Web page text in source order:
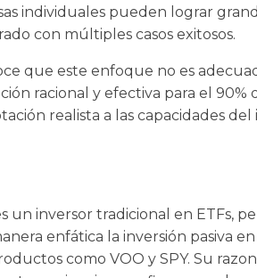
individuales pueden lograr
con múltiples casos exitosos.
que este enfoque no es
racional y efectiva para el
realista a las capacidades
un inversor tradicional en ETFs,
enfática la inversión pasiva
como VOO y SPY. Su